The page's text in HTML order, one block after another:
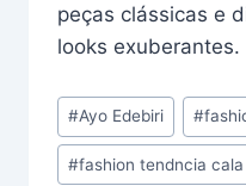
peças clássicas e
looks exuberantes.
Post
Tags:
#Ayo Edebiri #
#fashion tendncia cala